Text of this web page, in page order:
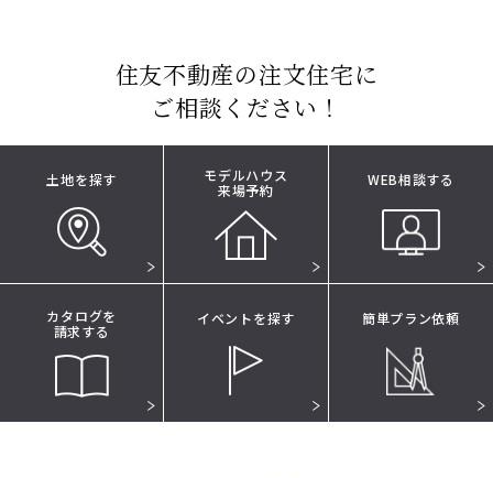
住友不動産の注文住宅に
ご相談ください！
土地を探す
モデルハウス
来場予約
WEB相談する
カタログを
請求する
イベントを探す 簡単プラン依頼